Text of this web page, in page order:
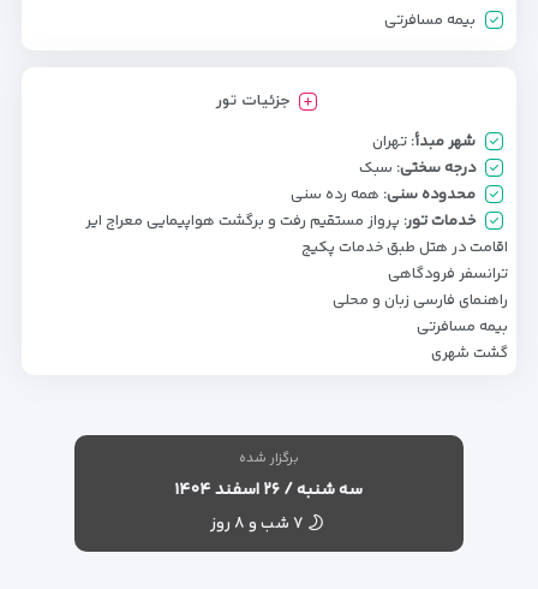
بیمه مسافرتی
جزئیات تور
شهر مبدأ: تهران
درجه سختی: سبک
محدوده سنی: همه رده سنی
خدمات تور: پرواز مستقیم رفت و برگشت هواپیمایی معراج ایر
اقامت در هتل طبق خدمات پکیج
ترانسفر فرودگاهی
راهنمای فارسی زبان و محلی
بیمه مسافرتی
گشت شهری
برگزار شده
سه شنبه / ۲۶ اسفند ۱۴۰۴
۷ شب و ۸ روز